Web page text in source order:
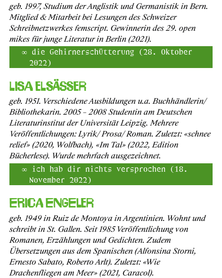
geb. 1997, Studium der Anglistik und Germanistik in Bern.
Mitglied & Mitarbeit bei Lesungen des Schweizer
Schreibnetzwerkes femscript. Gewinnerin des 29. open
mikes für junge Literatur in Berlin (2021).
die Gehirnerschütterung (28. Oktober
2022)
Lisa Elsässer
geb. 1951. Verschiedene Ausbildungen u.a. Buchhändlerin/
Bibliothekarin. 2005 – 2008 Studentin am Deutschen
Literaturinstitut der Universität Leipzig. Mehrere
Veröffentlichungen: Lyrik/ Prosa/ Roman. Zuletzt: «schnee
relief» (2020, Wolfbach), «Im Tal» (2022, Edition
Bücherlese). Wurde mehrfach ausgezeichnet.
ich hab dir nichts versprochen (18.
November 2022)
Erica Engeler
geb. 1949 in Ruiz de Montoya in Argentinien. Wohnt und
schreibt in St. Gallen. Seit 1985 Veröffentlichung von
Romanen, Erzählungen und Gedichten. Zudem
Übersetzungen aus dem Spanischen (Alfonsina Storni,
Ernesto Sabato, Roberto Arlt). Zuletzt: «Wie
Drachenfliegen am Meer» (2021, Caracol).